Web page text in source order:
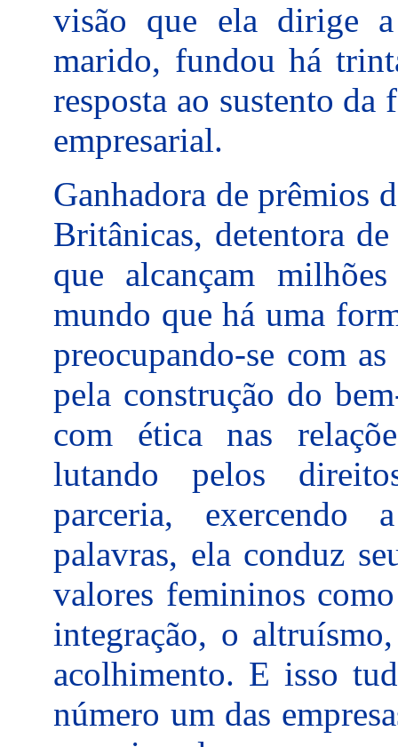
visão que ela dirige
marido, fundou há
resposta ao sustento
empresarial.
Ganhadora de prêmios
Britânicas, detentora
que alcançam
mundo que há uma
preocupando-se com
pela construção do
com ética nas
lutando pelos
parceria, exercendo
palavras, ela conduz
valores femininos
integração, o
acolhimento. E isso
número um das